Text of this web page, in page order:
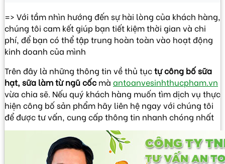
=> Với tầm nhìn hướng đến sự hài lòng của khách hàng,
chúng tôi cam kết giúp bạn tiết kiệm thời gian và chi
phí, để bạn có thể tập trung hoàn toàn vào hoạt động
kinh doanh của mình
Trên đây là những thông tin về thủ tụctự công bố sữa
hạt, sữa làm từ ngũ cốc mà antoanvesinhthucpham.vn
vừa chia sẽ. Nếu quý khách hàng muốn tìm dịch vụ thực
hiện công bố sản phẩm hãy liên hệ ngay với chúng tôi
để được tư vấn, cung cấp thông tin nhanh chóng nhất